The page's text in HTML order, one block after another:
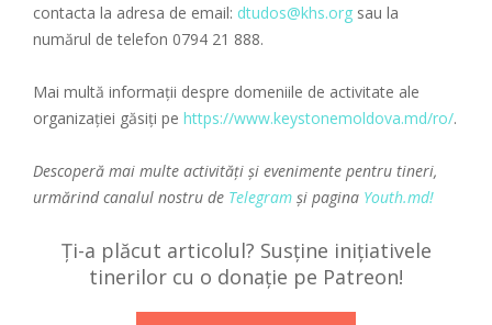
contacta la adresa de email: dtudos@khs.org sau la
numărul de telefon 0794 21 888.
Mai multă informații despre domeniile de activitate ale
organizației găsiți pe https://www.keystonemoldova.md/ro/.
Descoperă mai multe activități și evenimente pentru tineri,
urmărind canalul nostru de Telegram și pagina Youth.md!
Ți-a plăcut articolul? Susține inițiativele
tinerilor cu o donație pe Patreon!